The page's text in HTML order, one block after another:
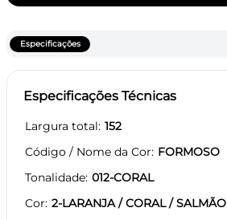
Especificações
Especificações Técnicas
Largura total 152
Código / Nome da Cor FORMOSO
Tonalidade 012-CORAL
Cor 2-LARANJA / CORAL / SALMÃO